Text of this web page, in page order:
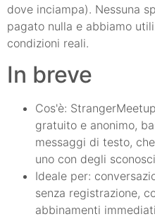
dove inciampa). Nessuna
pagato nulla e abbiamo
condizioni reali.
In breve
Cos'è:
gratuito e anonimo,
messaggi di testo,
uno con degli
Ideale per:
senza registrazione,
abbinamenti